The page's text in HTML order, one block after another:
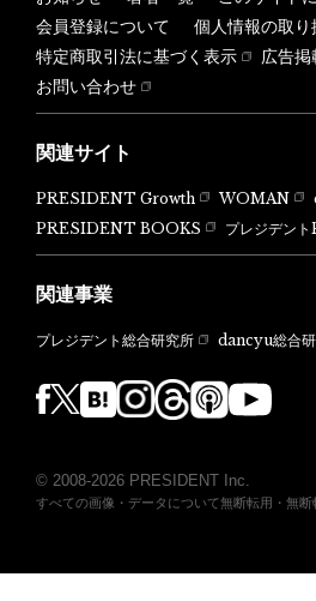
会員登録について
個人情報の取り
特定商取引法に基づく表示
広告掲
お問い合わせ
関連サイト
PRESIDENT Growth WOMAN
PRESIDENT BOOKS
プレジデン
関連事業
プレジデント総合研究所 dancyu総合
© 2008-2026 PRESIDENT Inc.
すべての画像・データについて無断転用・無断